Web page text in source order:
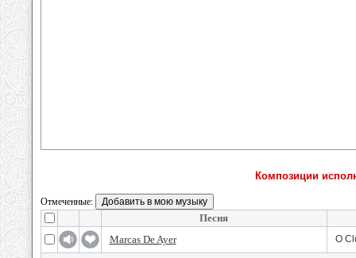
Композиции
Отмеченные:
Песня
Marcas De Ayer
O